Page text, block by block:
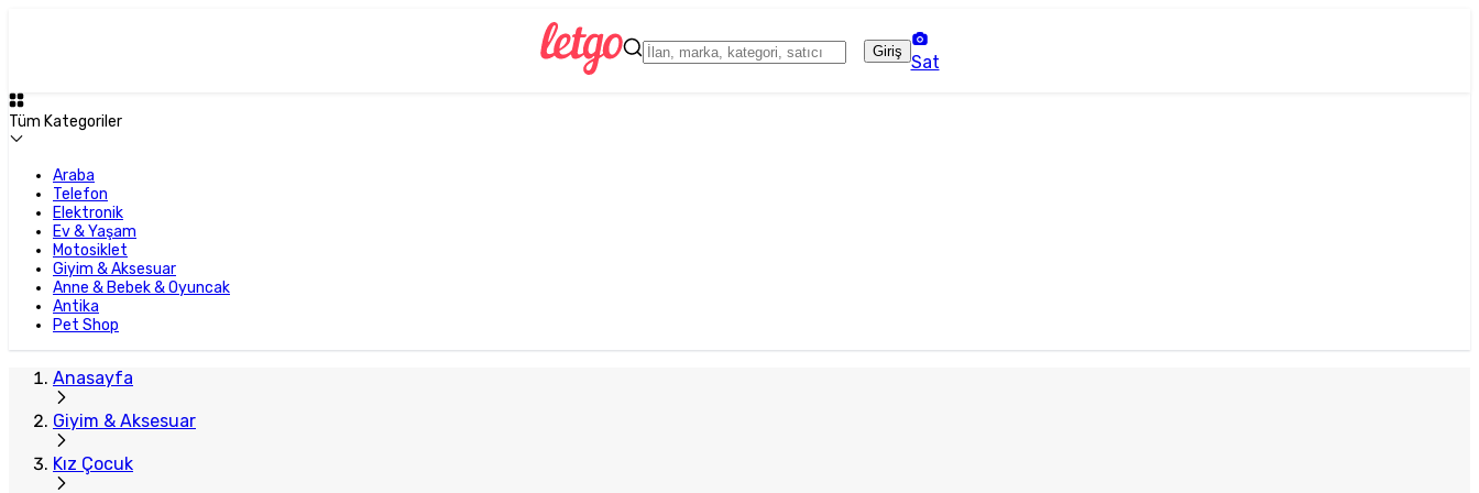
Giriş
Sat
Tüm Kategoriler
Araba
Telefon
Elektronik
Ev & Yaşam
Motosiklet
Giyim & Aksesuar
Anne & Bebek & Oyuncak
Antika
Pet Shop
Anasayfa
Giyim & Aksesuar
Kız Çocuk